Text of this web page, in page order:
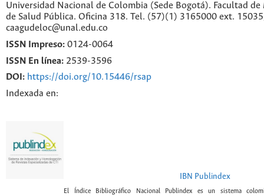
Universidad Nacional de Colombia (Sede Bogotá). Facultad
de Salud Pública. Oficina 318. Tel. (57)(1) 3165000 ext.
caagudeloc@unal.edu.co
ISSN Impreso: 0124-0064
ISSN En línea: 2539-3596
DOI: https://doi.org/10.15446/rsap
Indexada en:
IBN Publindex
El Índice Bibliográfico Nacional Publindex es un sistema